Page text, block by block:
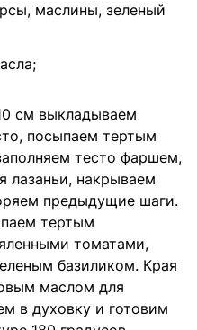
маслины, зеленый
см выкладываем
посыпаем тертым
тесто фаршем,
лазаньи, накрываем
предыдущие шаги.
тертым
томатами,
базиликом. Края
маслом для
в духовку и готовим